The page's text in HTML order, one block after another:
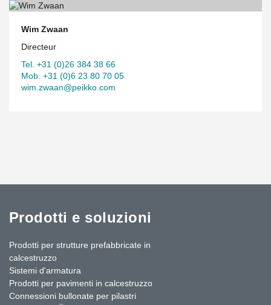
Wim Zwaan
Directeur
Tel. +31 (0)26 384 38 66
Mob. +31 (0)6 23 80 70 05
wim.zwaan@peikko.com
Prodotti e soluzioni
Prodotti per strutture prefabbricate in
calcestruzzo
Sistemi d'armatura
Prodotti per pavimenti in calcestruzzo
Connessioni bullonate per pilastri